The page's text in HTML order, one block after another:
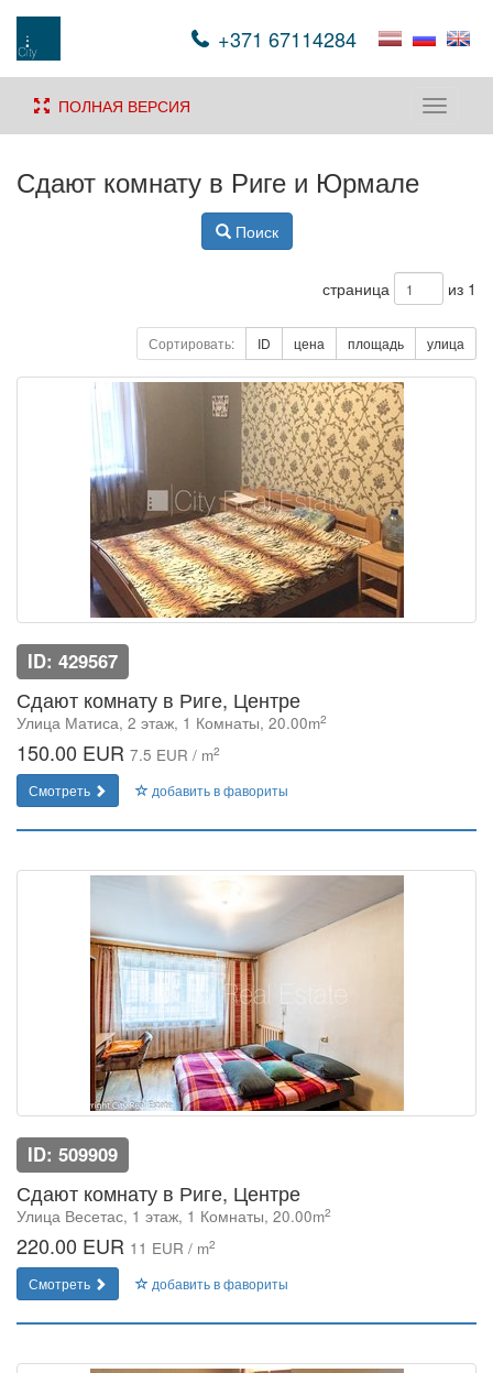
+371 67114284
Toggle
ПОЛНАЯ ВЕРСИЯ
Сдают комнату в Риге и Юрмале
Поиск
страница из 1
Сортировать: ID цена площадь улица
ID: 429567
Сдают комнату в Риге, Центре
Улица Матиса, 2 этаж, 1 Комнаты, 20.00m2
150.00 EUR 7.5 EUR / m2
Смотреть добавить в фавориты
ID: 509909
Сдают комнату в Риге, Центре
Улица Весетас, 1 этаж, 1 Комнаты, 20.00m2
220.00 EUR 11 EUR / m2
Смотреть добавить в фавориты